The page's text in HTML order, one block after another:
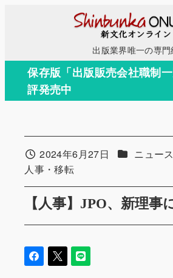
コ
テ
出版業界唯一の専門
保存版「出版販売会社職制
評発売中
【人事】JPO、新理事
投稿日2024年6月27日 カテゴリー
ニュー
カテゴリー
人事・移転